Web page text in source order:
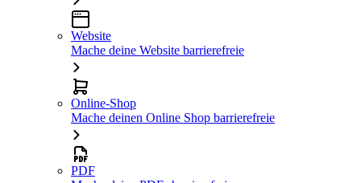
Website
Mache deine Website barrierefreie
Online-Shop
Mache deinen Online Shop barrierefreie
PDF